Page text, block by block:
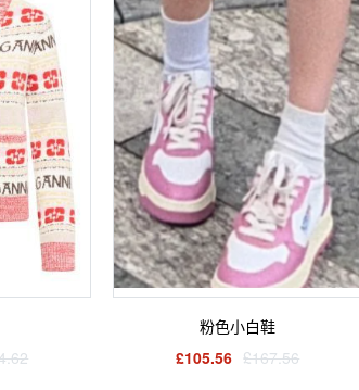
粉色小白鞋
£105.56 £167.56